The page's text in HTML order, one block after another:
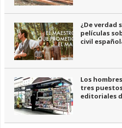
¿De verdad
películas
civil
Los
tres
editoriales